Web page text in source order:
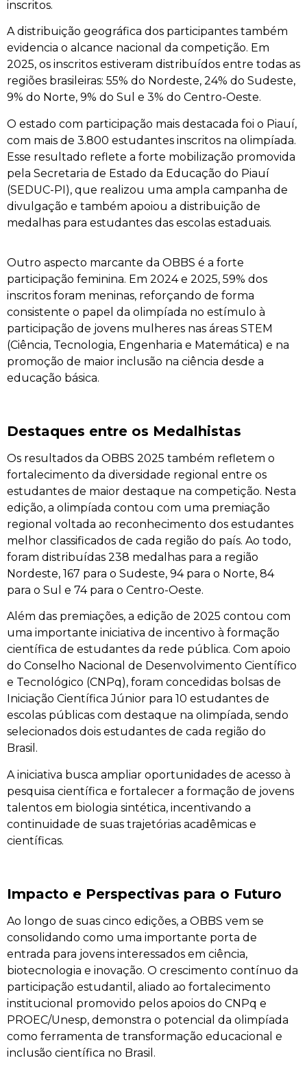
inscritos.
A distribuição geográfica dos participantes também
evidencia o alcance nacional da competição. Em
2025, os inscritos estiveram distribuídos entre todas as
regiões brasileiras: 55% do Nordeste, 24% do Sudeste,
9% do Norte, 9% do Sul e 3% do Centro-Oeste.
O estado com participação mais destacada foi o Piauí,
com mais de 3.800 estudantes inscritos na olimpíada.
Esse resultado reflete a forte mobilização promovida
pela Secretaria de Estado da Educação do Piauí
(SEDUC-PI), que realizou uma ampla campanha de
divulgação e também apoiou a distribuição de
medalhas para estudantes das escolas estaduais.
Outro aspecto marcante da OBBS é a forte
participação feminina. Em 2024 e 2025, 59% dos
inscritos foram meninas, reforçando de forma
consistente o papel da olimpíada no estímulo à
participação de jovens mulheres nas áreas STEM
(Ciência, Tecnologia, Engenharia e Matemática) e na
promoção de maior inclusão na ciência desde a
educação básica.
Destaques entre os Medalhistas
Os resultados da OBBS 2025 também refletem o
fortalecimento da diversidade regional entre os
estudantes de maior destaque na competição. Nesta
edição, a olimpíada contou com uma premiação
regional voltada ao reconhecimento dos estudantes
melhor classificados de cada região do país. Ao todo,
foram distribuídas 238 medalhas para a região
Nordeste, 167 para o Sudeste, 94 para o Norte, 84
para o Sul e 74 para o Centro-Oeste.
Além das premiações, a edição de 2025 contou com
uma importante iniciativa de incentivo à formação
científica de estudantes da rede pública. Com apoio
do Conselho Nacional de Desenvolvimento Científico
e Tecnológico (CNPq), foram concedidas bolsas de
Iniciação Científica Júnior para 10 estudantes de
escolas públicas com destaque na olimpíada, sendo
selecionados dois estudantes de cada região do
Brasil.
A iniciativa busca ampliar oportunidades de acesso à
pesquisa científica e fortalecer a formação de jovens
talentos em biologia sintética, incentivando a
continuidade de suas trajetórias acadêmicas e
científicas.
Impacto e Perspectivas para o Futuro
Ao longo de suas cinco edições, a OBBS vem se
consolidando como uma importante porta de
entrada para jovens interessados em ciência,
biotecnologia e inovação. O crescimento contínuo da
participação estudantil, aliado ao fortalecimento
institucional promovido pelos apoios do CNPq e
PROEC/Unesp, demonstra o potencial da olimpíada
como ferramenta de transformação educacional e
inclusão científica no Brasil.